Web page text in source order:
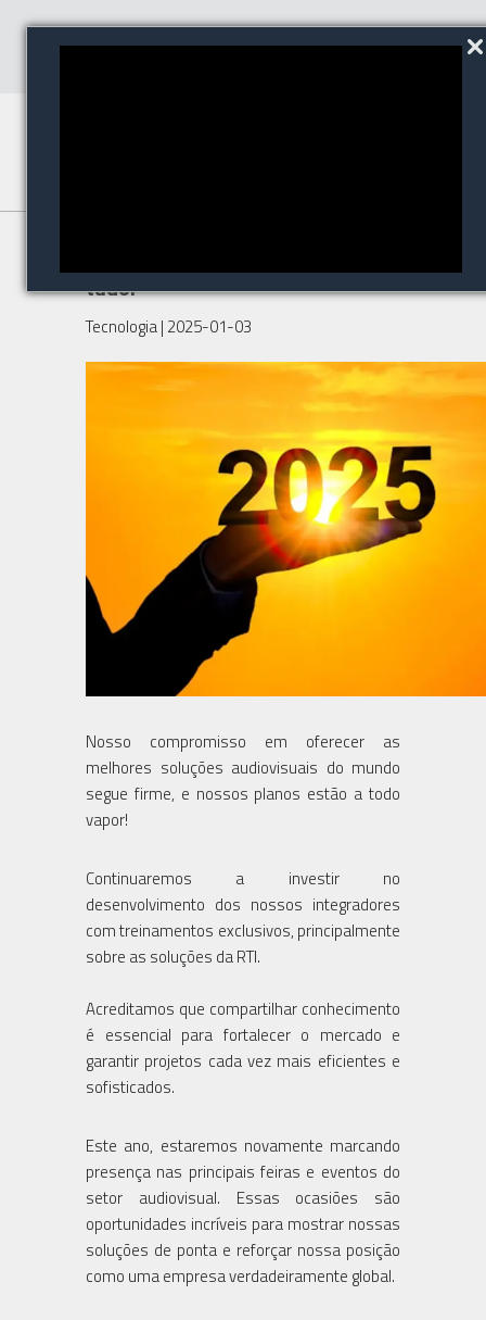
tudo!
Tecnologia| 2025-01-03
Nosso compromisso em oferecer as
melhores soluções audiovisuais do mundo
segue firme, e nossos planos estão a todo
vapor!
Continuaremos a investir no
desenvolvimento dos nossos integradores
com treinamentos exclusivos, principalmente
sobre as soluções da RTI.
Acreditamos que compartilhar conhecimento
é essencial para fortalecer o mercado e
garantir projetos cada vez mais eficientes e
sofisticados.
Este ano, estaremos novamente marcando
presença nas principais feiras e eventos do
setor audiovisual. Essas ocasiões são
oportunidades incríveis para mostrar nossas
soluções de ponta e reforçar nossa posição
como uma empresa verdadeiramente global.